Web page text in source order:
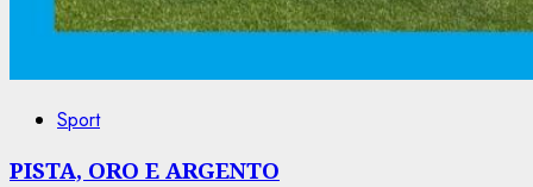
Sport
PISTA, ORO E ARGENTO